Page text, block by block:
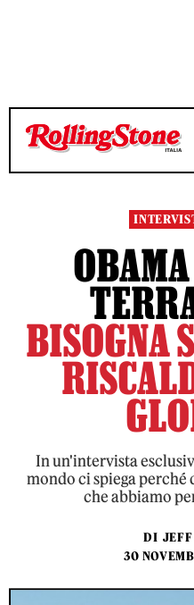
TEMPO DI LETTURA 19
TEMPO DI LETTURA 19
BISOGNA
In un'intervista
mondo ci spiega
che abbiamo
DI
30